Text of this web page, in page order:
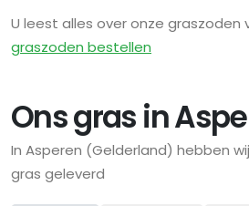
U leest alles over onze graszoden
graszoden bestellen
Ons gras in
In Asperen (Gelderland) hebben wij
gras geleverd